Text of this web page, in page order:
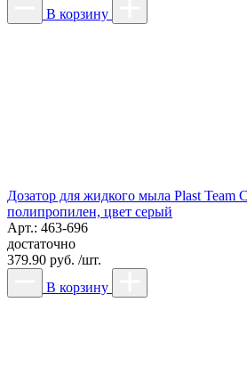
В корзину
Дозатор для жидкого мыла Plast Team
полипропилен, цвет серый
Арт.: 463-696
достаточно
379.90 руб. /шт.
В корзину